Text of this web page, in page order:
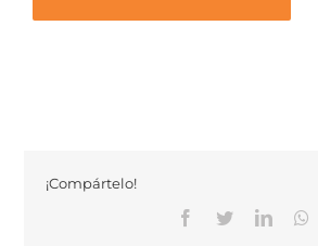
¡Compártelo!
Facebook
Twitter